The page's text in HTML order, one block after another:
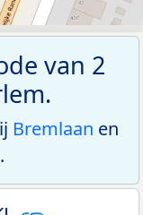
van 2
Bremlaan en
.